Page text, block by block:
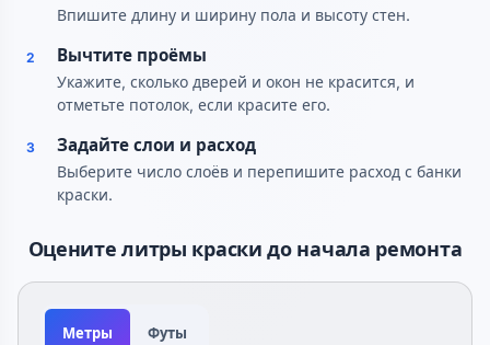
Впишите длину и ширину пола и высоту стен.
2 Вычтите проёмы
Укажите, сколько дверей и окон не красится, и
отметьте потолок, если красите его.
3 Задайте слои и расход
Выберите число слоёв и перепишите расход с банки
краски.
Оцените литры краски до начала ремонта
Метры Футы